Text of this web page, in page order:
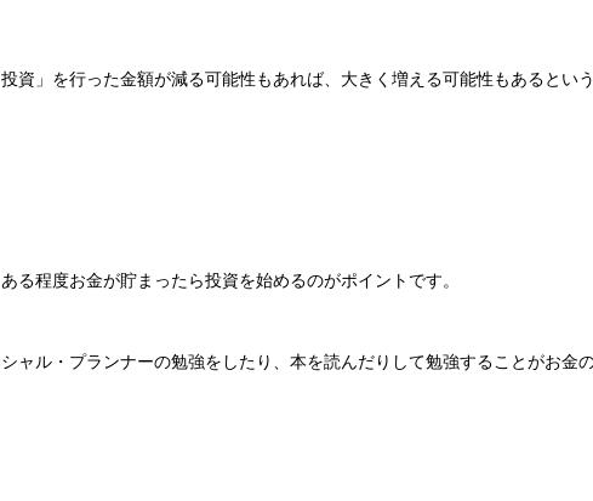
資」を行った金額が減る可能性もあれば、大きく増える可能性もあるとい
る程度お金が貯まったら投資を始めるのがポイントです。
ャル・プランナーの勉強をしたり、本を読んだりして勉強することがお金